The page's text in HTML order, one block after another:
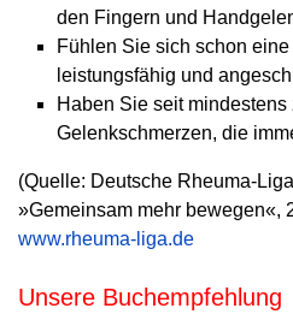
den Fingern und
Fühlen Sie sich schon
leistungsfähig und
Haben Sie seit
Gelenkschmerzen, die
(Quelle: Deutsche Rheuma-
»Gemeinsam mehr bewegen«,
www.rheuma-liga.de
Unsere Buchempfehlung